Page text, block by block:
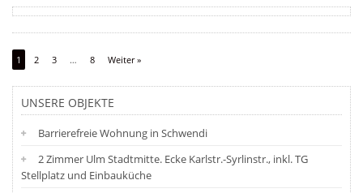
1 2 3 … 8 Weiter »
UNSERE OBJEKTE
Barrierefreie Wohnung in Schwendi
2 Zimmer Ulm Stadtmitte. Ecke Karlstr.-Syrlinstr., inkl. TG
Stellplatz und Einbauküche